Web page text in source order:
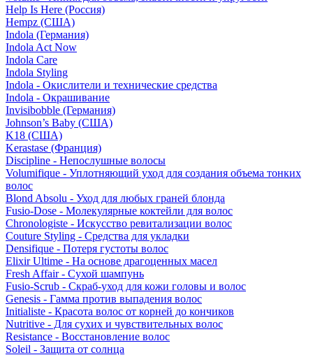
Help Is Here (Россия)
Hempz (США)
Indola (Германия)
Indola Act Now
Indola Care
Indola Styling
Indola - Окислители и технические средства
Indola - Окрашивание
Invisibobble (Германия)
Johnson’s Baby (США)
K18 (США)
Kerastase (Франция)
Discipline - Непослушные волосы
Volumifique - Уплотняющий уход для создания объема тонких
волос
Blond Absolu - Уход для любых граней блонда
Fusio-Dose - Молекулярные коктейли для волос
Chronologiste - Искусство ревитализации волос
Couture Styling - Средства для укладки
Densifique - Потеря густоты волос
Elixir Ultime - На основе драгоценных масел
Fresh Affair - Сухой шампунь
Fusio-Scrub - Скраб-уход для кожи головы и волос
Genesis - Гамма против выпадения волос
Initialiste - Красота волос от корней до кончиков
Nutritive - Для сухих и чувствительных волос
Resistance - Восстановление волос
Soleil - Защита от солнца